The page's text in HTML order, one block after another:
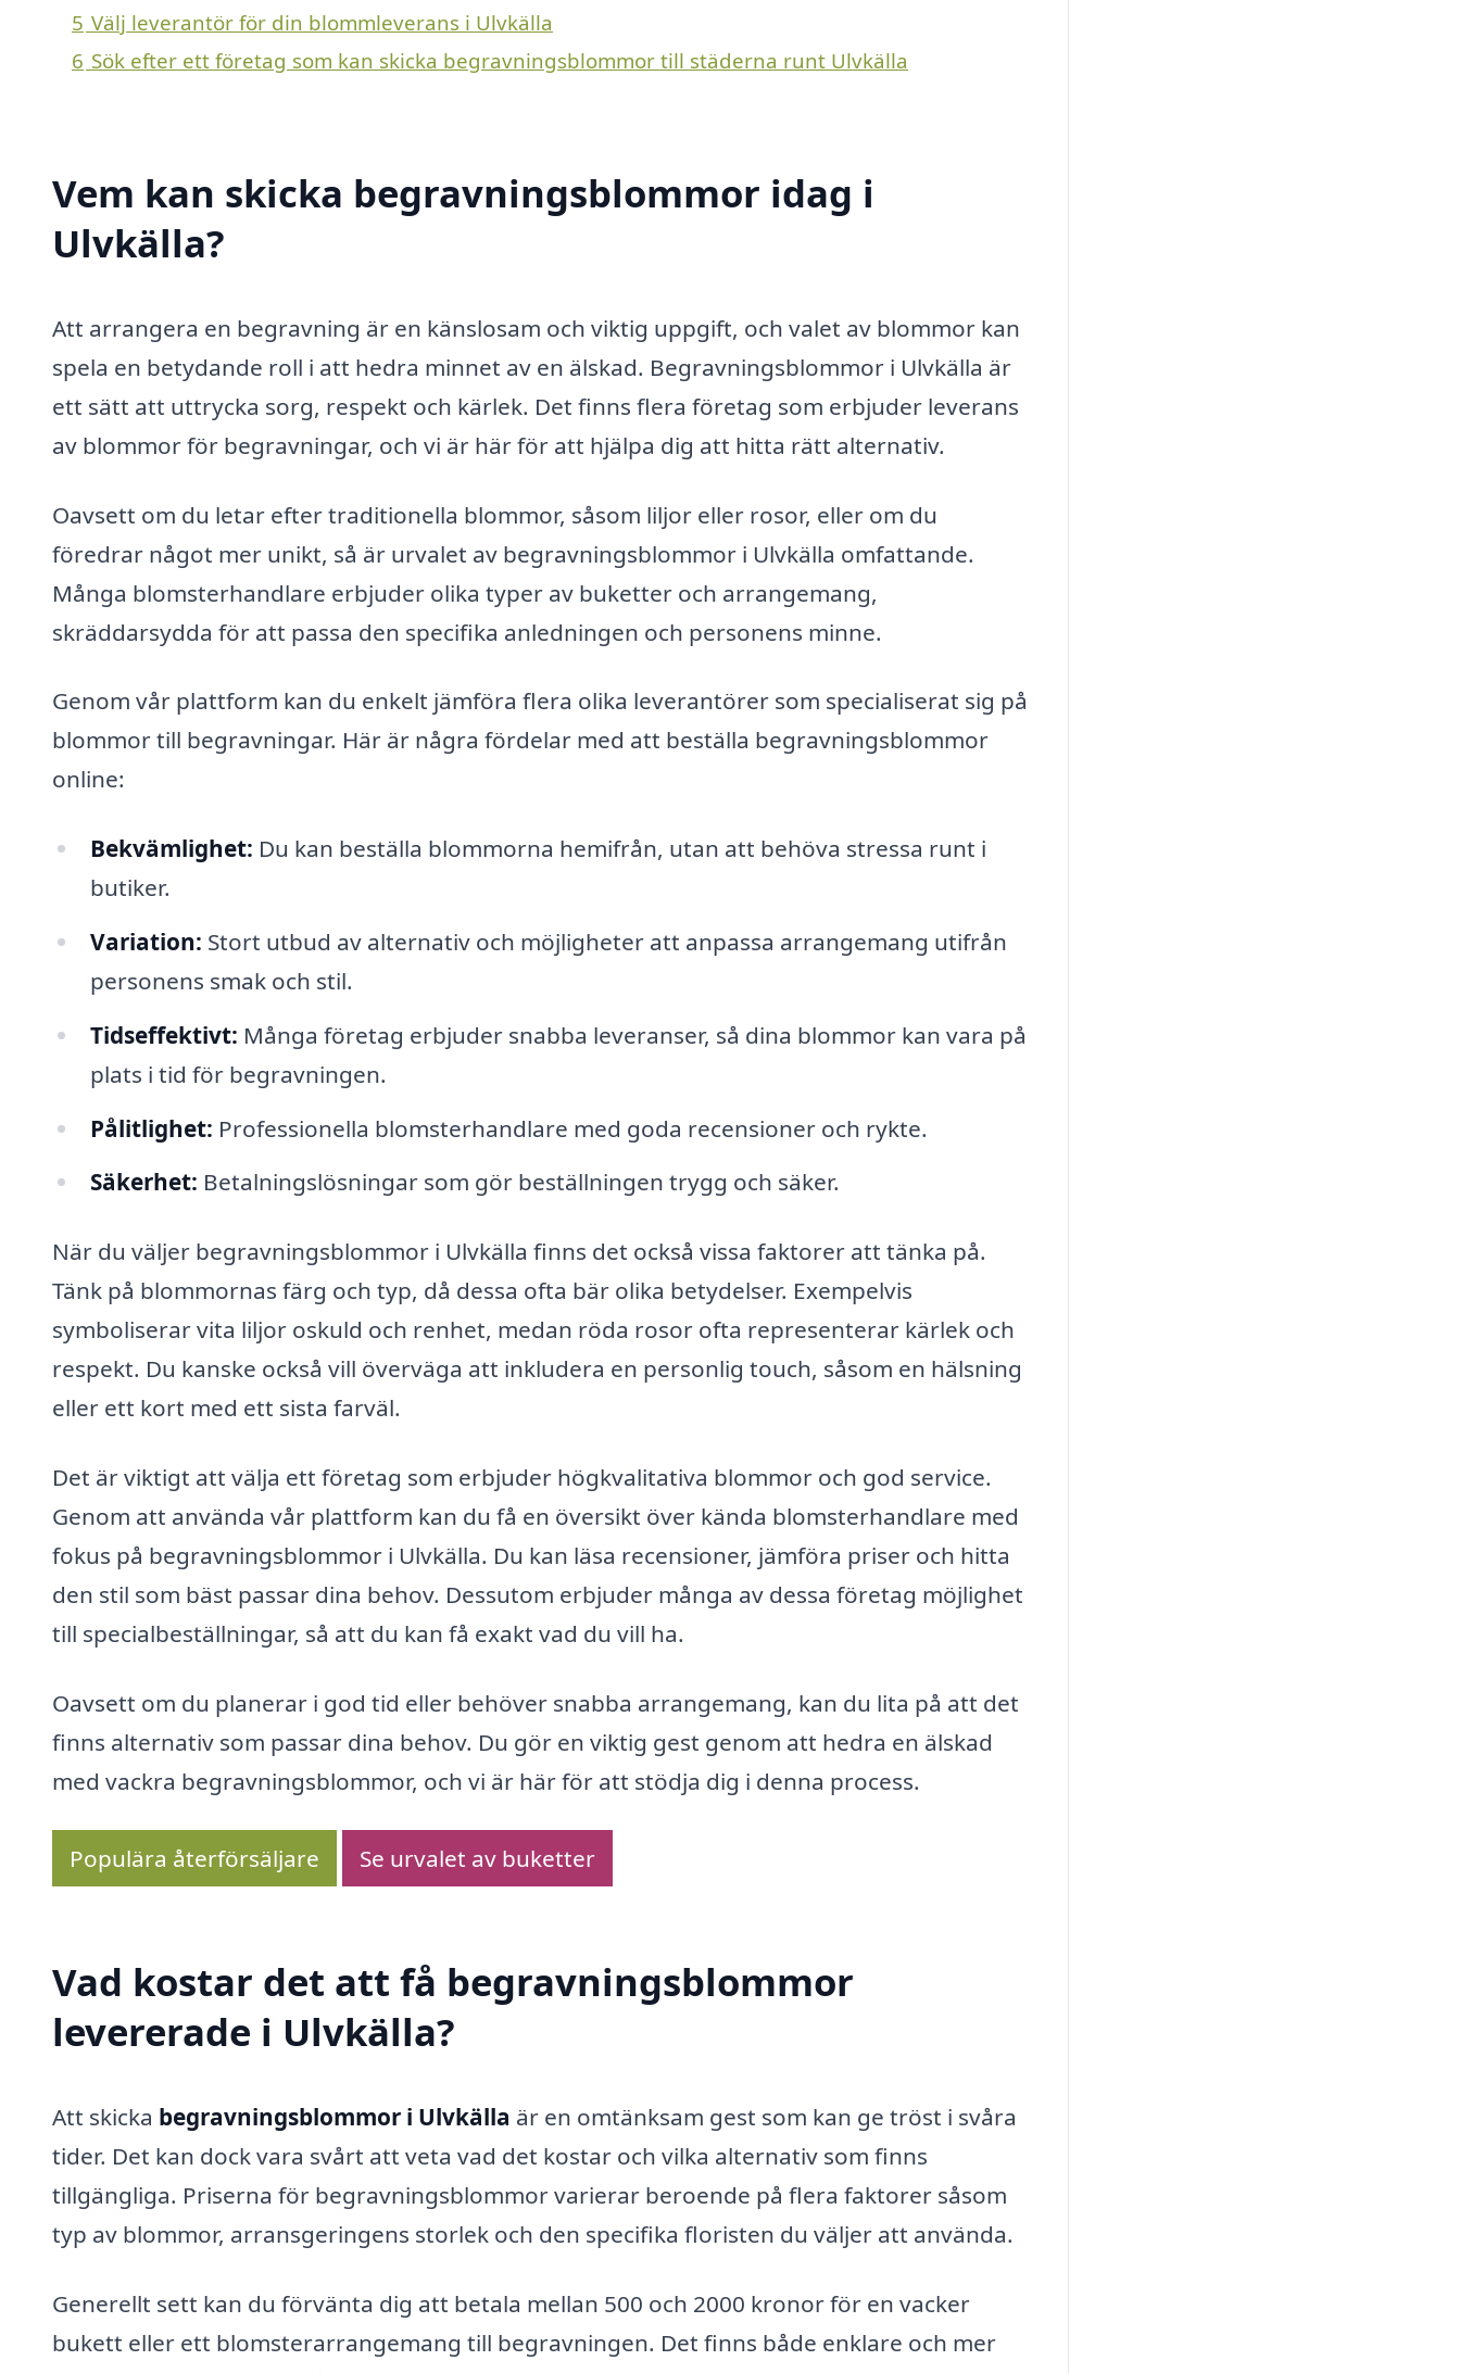
5 Välj leverantör för din blommleverans i Ulvkälla
6 Sök efter ett företag som kan skicka begravningsblommor till städerna runt Ulvkälla
Vem kan skicka begravningsblommor idag i
Ulvkälla?
Att arrangera en begravning är en känslosam och viktig uppgift, och valet av blommor kan
spela en betydande roll i att hedra minnet av en älskad. Begravningsblommor i Ulvkälla är
ett sätt att uttrycka sorg, respekt och kärlek. Det finns flera företag som erbjuder leverans
av blommor för begravningar, och vi är här för att hjälpa dig att hitta rätt alternativ.
Oavsett om du letar efter traditionella blommor, såsom liljor eller rosor, eller om du
föredrar något mer unikt, så är urvalet av begravningsblommor i Ulvkälla omfattande.
Många blomsterhandlare erbjuder olika typer av buketter och arrangemang,
skräddarsydda för att passa den specifika anledningen och personens minne.
Genom vår plattform kan du enkelt jämföra flera olika leverantörer som specialiserat sig på
blommor till begravningar. Här är några fördelar med att beställa begravningsblommor
online:
Bekvämlighet: Du kan beställa blommorna hemifrån, utan att behöva stressa runt i
butiker.
Variation: Stort utbud av alternativ och möjligheter att anpassa arrangemang utifrån
personens smak och stil.
Tidseffektivt: Många företag erbjuder snabba leveranser, så dina blommor kan vara på
plats i tid för begravningen.
Pålitlighet: Professionella blomsterhandlare med goda recensioner och rykte.
Säkerhet: Betalningslösningar som gör beställningen trygg och säker.
När du väljer begravningsblommor i Ulvkälla finns det också vissa faktorer att tänka på.
Tänk på blommornas färg och typ, då dessa ofta bär olika betydelser. Exempelvis
symboliserar vita liljor oskuld och renhet, medan röda rosor ofta representerar kärlek och
respekt. Du kanske också vill överväga att inkludera en personlig touch, såsom en hälsning
eller ett kort med ett sista farväl.
Det är viktigt att välja ett företag som erbjuder högkvalitativa blommor och god service.
Genom att använda vår plattform kan du få en översikt över kända blomsterhandlare med
fokus på begravningsblommor i Ulvkälla. Du kan läsa recensioner, jämföra priser och hitta
den stil som bäst passar dina behov. Dessutom erbjuder många av dessa företag möjlighet
till specialbeställningar, så att du kan få exakt vad du vill ha.
Oavsett om du planerar i god tid eller behöver snabba arrangemang, kan du lita på att det
finns alternativ som passar dina behov. Du gör en viktig gest genom att hedra en älskad
med vackra begravningsblommor, och vi är här för att stödja dig i denna process.
Populära återförsäljare Se urvalet av buketter
Vad kostar det att få begravningsblommor
levererade i Ulvkälla?
Att skicka begravningsblommor i Ulvkälla är en omtänksam gest som kan ge tröst i svåra
tider. Det kan dock vara svårt att veta vad det kostar och vilka alternativ som finns
tillgängliga. Priserna för begravningsblommor varierar beroende på flera faktorer såsom
typ av blommor, arransgeringens storlek och den specifika floristen du väljer att använda.
Generellt sett kan du förvänta dig att betala mellan 500 och 2000 kronor för en vacker
bukett eller ett blomsterarrangemang till begravningen. Det finns både enklare och mer